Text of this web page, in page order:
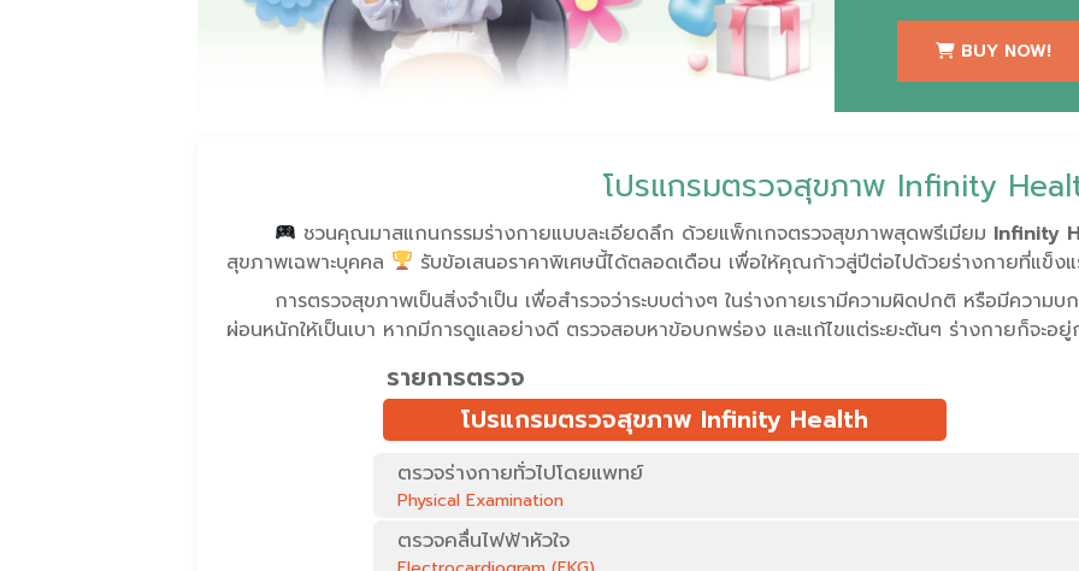
BUY NOW!
โปรแกรมตรวจสุขภาพ Infinity
ชวนคุณมาสแกนกรรมร่างกายแบบละเอียดลึก ด้วยแพ็กเกจตรวจสุขภาพสุดพรีเมียม Infinity
สุขภาพเฉพาะบุคคล
รับข้อเสนอราคาพิเศษนี้ได้ตลอดเดือน เพื่อให้คุณก้าวสู่ปีต่อไปด้วยร่างกายที่แข็งแ
การตรวจสุขภาพเป็นสิ่งจำเป็น เพื่อสำรวจว่าระบบต่างๆ ในร่างกายเรามีความผิดปกติ หรือมีความ
ผ่อนหนักให้เป็นเบา หากมีการดูแลอย่างดี ตรวจสอบหาข้อบกพร่อง และแก้ไขแต่ระยะต้นๆ ร่างกายก็จะ
รายการตรวจ
โปรแกรมตรวจสุขภาพ Infinity Health
ตรวจร่างกายทั่วไปโดยแพทย์
Physical Examination
ตรวจคลื่นไฟฟ้าหัวใจ